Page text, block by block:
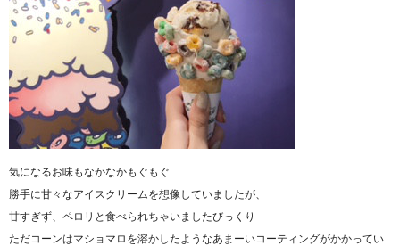
気になるお味もなかなかもぐもぐ
勝手に甘々なアイスクリームを想像していましたが、
甘すぎず、ペロリと食べられちゃいましたびっくり
ただコーンはマショマロを溶かしたようなあまーいコーティングがかかってい